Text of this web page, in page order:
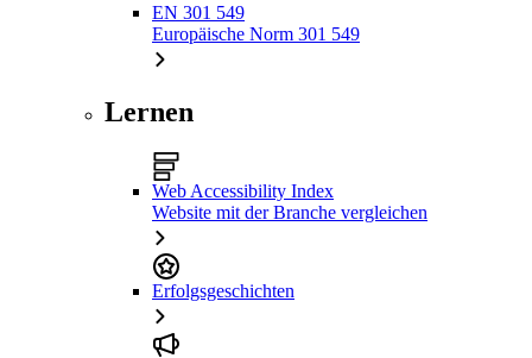
EN 301 549
Europäische Norm 301 549
Lernen
Web Accessibility Index
Website mit der Branche vergleichen
Erfolgsgeschichten